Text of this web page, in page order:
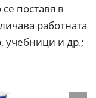
се поставя в
работната
учебници и др.;